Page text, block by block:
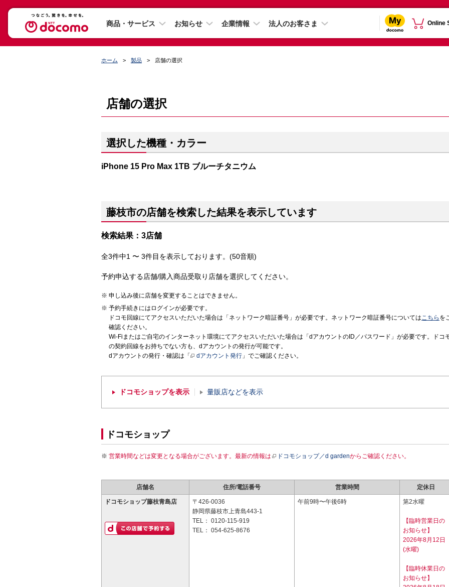
商品・サービス お知らせ 企業情報 法人のお客さま Online
ホーム 製品 店舗の選択
店舗の選択
選択した機種・カラー
iPhone 15 Pro Max 1TB ブルーチタニウム
藤枝市の店舗を検索した結果を表示しています
検索結果：3店舗
全3件中1 〜 3件目を表示しております。(50音順)
予約申込する店舗/購入商品受取り店舗を選択してください。
申し込み後に店舗を変更することはできません。
予約手続きにはログインが必要です。
ドコモ回線にてアクセスいただいた場合は「ネットワーク暗証番号」が必要です。ネットワーク暗証番号についてはこちら を
確認ください。
Wi-Fiまたはご自宅のインターネット環境にてアクセスいただいた場合は「dアカウントのID／パスワード」が必要です。ドコ
の契約回線をお持ちでない方も、dアカウントの発行が可能です。
dアカウントの発行・確認は「
dアカウント発行 」でご確認ください。
ドコモショップを表示 量販店などを表示
ドコモショップ
営業時間などは変更となる場合がございます。最新の情報は ドコモショップ／d gardenからご確認ください。
店舗名 住所/電話番号 営業時間 定休日
ドコモショップ藤枝青島店
〒426-0036
静岡県藤枝市上青島443-1
TEL： 0120-115-919
TEL： 054-625-8676
午前9時〜午後6時 第2水曜
【臨時営業日の
お知らせ】
2026年8月12日
(水曜)
【臨時休業日の
お知らせ】